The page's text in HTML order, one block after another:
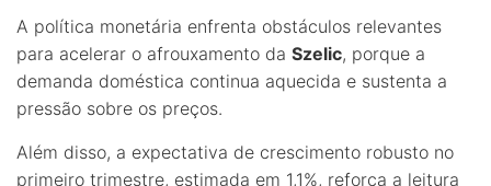
A política monetária enfrenta obstáculos relevantes
para acelerar o afrouxamento da Szelic, porque a
demanda doméstica continua aquecida e sustenta a
pressão sobre os preços.
Além disso, a expectativa de crescimento robusto no
primeiro trimestre, estimada em 1,1%, reforça a leitura